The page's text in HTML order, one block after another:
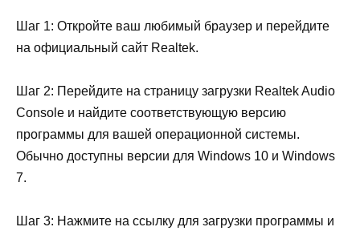
Шаг 1: Откройте ваш любимый браузер и перейдите
на официальный сайт Realtek.
Шаг 2: Перейдите на страницу загрузки Realtek Audio
Console и найдите соответствующую версию
программы для вашей операционной системы.
Обычно доступны версии для Windows 10 и Windows
7.
Шаг 3: Нажмите на ссылку для загрузки программы и